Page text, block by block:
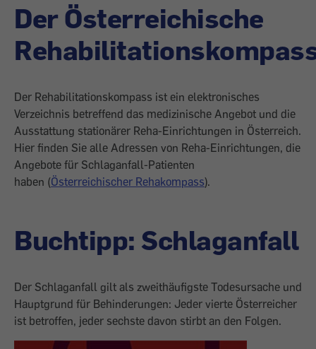
Der Österreichische
Der Rehabilitationskompass ist ein ­elektronisches
Verzeichnis betreffend das medizinische Angebot und die
Ausstattung stationärer Reha-Einrichtungen in Österreich.
Hier finden Sie alle Adressen von Reha-Einrichtungen, die
Angebote für Schlaganfall-Patienten
haben (Österreichischer Rehakompass).
Buchtipp: Schlaganfall
Der Schlaganfall gilt als zweithäufigste Todesursache und
Hauptgrund für Behinderungen: Jeder vierte Österreicher
ist betroffen, jeder sechste davon stirbt an den Folgen.